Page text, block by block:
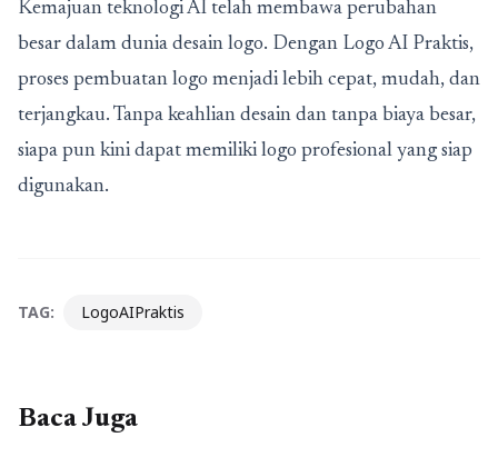
Kemajuan teknologi AI telah membawa perubahan
besar dalam dunia desain logo. Dengan Logo AI Praktis,
proses pembuatan logo menjadi lebih cepat, mudah, dan
terjangkau. Tanpa keahlian desain dan tanpa biaya besar,
siapa pun kini dapat memiliki logo profesional yang siap
digunakan.
TAG: LogoAIPraktis
Baca Juga